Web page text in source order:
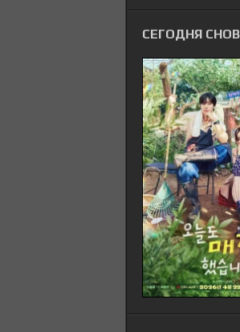
СЕГОДНЯ